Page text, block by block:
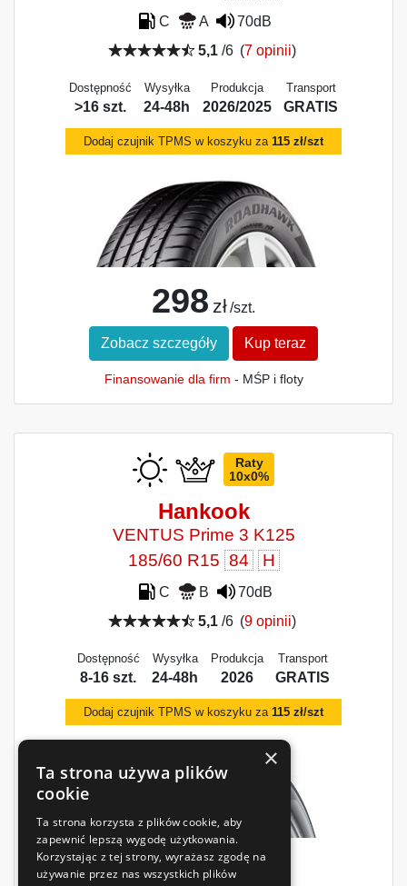
C A
70dB
5,1 /6 (7 opinii)
Dostępność
>16 szt.
Wysyłka
24-48h
Produkcja
2026/2025
Transport
GRATIS
Dodaj czujnik TPMS w koszyku za 115 zł/szt
298 zł /szt.
Zobacz szczegóły Kup teraz
Finansowanie dla firm - MŚP i floty
Raty
10x0%
Hankook
VENTUS Prime 3 K125
185/60 R15 84 H
C B
70dB
5,1 /6 (9 opinii)
Dostępność
8-16 szt.
Wysyłka
24-48h
Produkcja
2026
Transport
GRATIS
Dodaj czujnik TPMS w koszyku za 115 zł/szt
322 zł/szt.
×
Ta strona używa plików
cookie
Ta strona korzysta z plików cookie, aby
zapewnić lepszą wygodę użytkowania.
Korzystając z tej strony, wyrażasz zgodę na
używanie przez nas wszystkich plików